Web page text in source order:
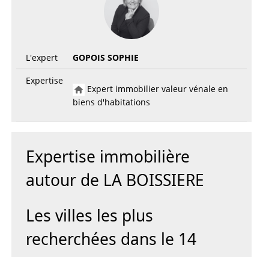
L'expert
GOPOIS SOPHIE
Expertise
Expert immobilier valeur vénale en
biens d'habitations
Expertise immobilière
autour de LA BOISSIERE
Les villes les plus
recherchées dans le 14